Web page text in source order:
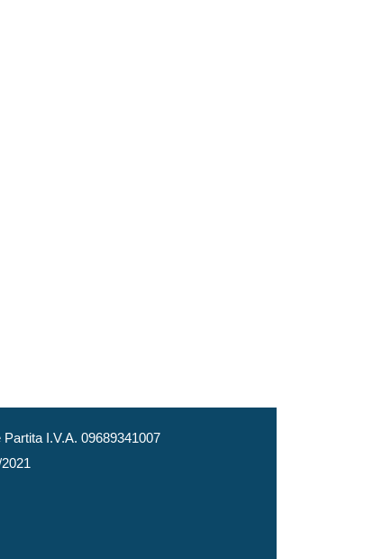
I.V.A. 09689341007